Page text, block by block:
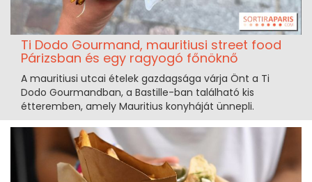
Ti Dodo Gourmand, mauritiusi street food
Párizsban és egy ragyogó főnöknő
A mauritiusi utcai ételek gazdagsága várja Önt a Ti
Dodo Gourmandban, a Bastille-ban található kis
étteremben, amely Mauritius konyháját ünnepli.